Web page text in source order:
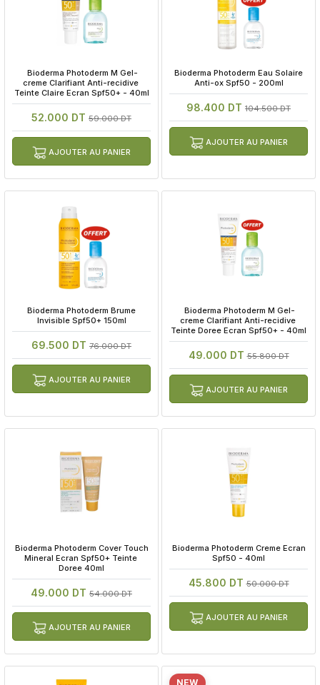
Bioderma Photoderm M Gel-
creme Clarifiant Anti-recidive
Teinte Claire Ecran Spf50+ - 40ml
52.000 DT 59.000 DT
AJOUTER AU PANIER
Bioderma Photoderm Eau Solaire
Anti-ox Spf50 - 200ml
98.400 DT 104.500 DT
AJOUTER AU PANIER
Bioderma Photoderm Brume
Invisible Spf50+ 150ml
69.500 DT 76.000 DT
AJOUTER AU PANIER
Bioderma Photoderm M Gel-
creme Clarifiant Anti-recidive
Teinte Doree Ecran Spf50+ - 40ml
49.000 DT55.800 DT
AJOUTER AU PANIER
Bioderma Photoderm Cover Touch
Mineral Ecran Spf50+ Teinte
Doree 40ml
49.000 DT 54.000 DT
AJOUTER AU PANIER
Bioderma Photoderm Creme Ecran
Spf50 - 40ml
45.800 DT50.000 DT
AJOUTER AU PANIER
NEW